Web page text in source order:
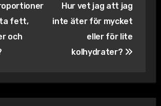
fett,
och
Hur vet jag att jag
inte äter för mycket
eller för lite
kolhydrater?